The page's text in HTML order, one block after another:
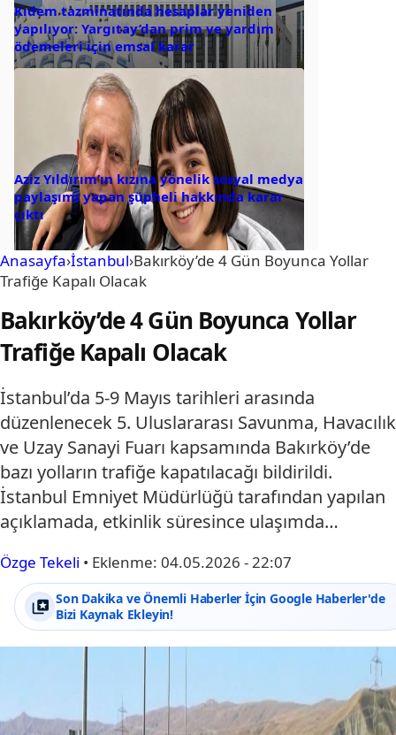
Kıdem tazminatında hesaplar yeniden
yapılıyor: Yargıtay’dan prim ve yardım
ödemeleri için emsal karar
Aziz Yıldırım’ın kızına yönelik sosyal medya
paylaşımı yapan şüpheli hakkında karar
çıktı
Anasayfa›İstanbul›Bakırköy’de 4 Gün Boyunca Yollar
Trafiğe Kapalı Olacak
Bakırköy’de 4 Gün Boyunca Yollar
Trafiğe Kapalı Olacak
İstanbul’da 5-9 Mayıs tarihleri arasında
düzenlenecek 5. Uluslararası Savunma, Havacılık
ve Uzay Sanayi Fuarı kapsamında Bakırköy’de
bazı yolların trafiğe kapatılacağı bildirildi.
İstanbul Emniyet Müdürlüğü tarafından yapılan
açıklamada, etkinlik süresince ulaşımda…
Özge Tekeli • Eklenme: 04.05.2026 - 22:07
Son Dakika ve Önemli Haberler İçin Google Haberler'de
Bizi Kaynak Ekleyin!